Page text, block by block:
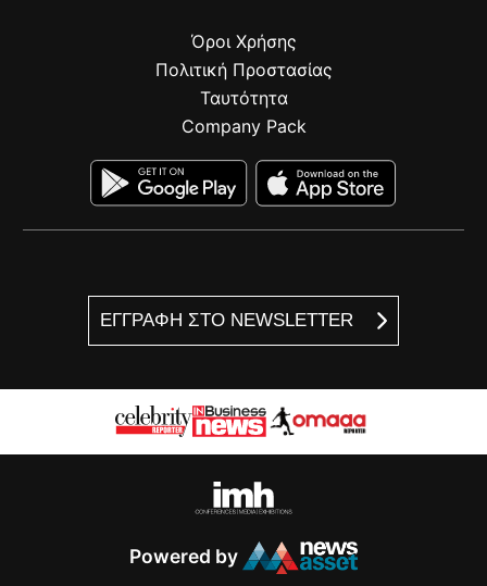
ΕΓΓΡΑΦΗ ΣΤΟ NEWSLETTER
Όροι Χρήσης
Πολιτική Προστασίας
Ταυτότητα
Company Pack
Powered by